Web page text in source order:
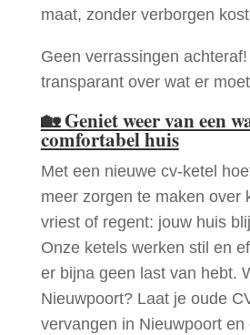
maat, zonder verborgen
Geen verrassingen
transparant over wat er
🏡Geniet weer van een
comfortabel huis
Met een nieuwe cv-ketel
meer zorgen te maken over
vriest of regent: jouw huis
Onze ketels werken stil en
er bijna geen last van hebt.
Nieuwpoort? Laat je oude
vervangen in Nieuwpoort en